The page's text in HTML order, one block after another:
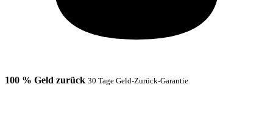
100 % Geld zurück 30 Tage Geld-Zurück-Garantie